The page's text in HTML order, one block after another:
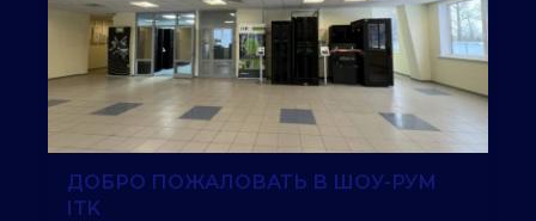
ДОБРО ПОЖАЛОВАТЬ В ШОУ-РУМ
ITK